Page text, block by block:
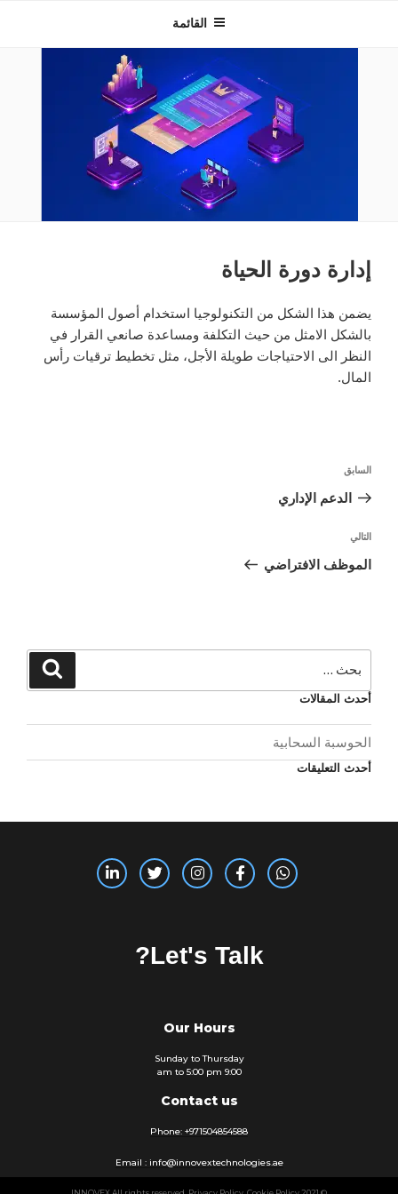
INNOVEXTECHNOLOGIES
القائمة
إدارة دورة الحياة
يضمن هذا الشكل من التكنولوجيا استخدام أصول المؤسسة
بالشكل الامثل من حيث التكلفة ومساعدة صانعي القرار في
النظر الى الاحتياجات طويلة الأجل، مثل تخطيط ترقيات رأس
المال.
السابق
الدعم الإداري
التالي
الموظف الافتراضي
أحدث المقالات
الحوسبة السحابية
أحدث التعليقات
Let's Talk?
Our Hours
Sunday to Thursday
9:00 am to 5:00 pm
Contact us
Phone: +971504854588
Email : info@innovextechnologies.ae